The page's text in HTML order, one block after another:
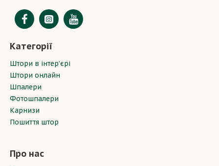
Категорії
Штори в інтер’єрі
Штори онлайн
Шпалери
Фотошпалери
Карнизи
Пошиття штор
Про нас